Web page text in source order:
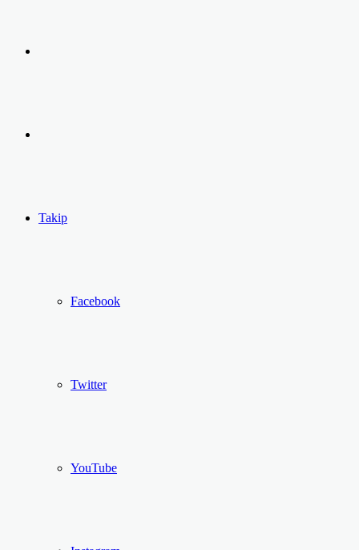
...
Ol
Takip
Facebook
Twitter
YouTube